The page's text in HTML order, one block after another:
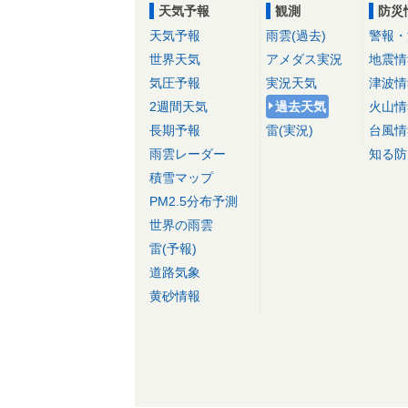
天気予報
天気予報
世界天気
気圧予報
2週間天気
長期予報
雨雲レーダー
積雪マップ
PM2.5分布予測
世界の雨雲
雷(予報)
道路気象
黄砂情報
観測
雨雲(過去)
アメダス実況
実況天気
過去天気
雷(実況)
防災
警報
地震
津波
火山
台風
知る